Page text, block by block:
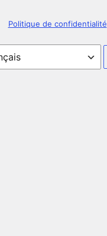
Politique de confidentialité